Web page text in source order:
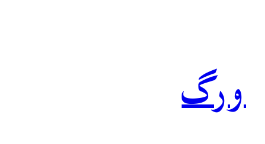
ورگ